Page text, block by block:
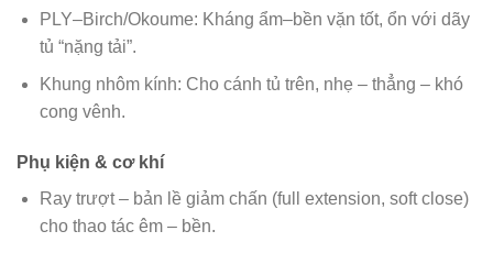
PLY–Birch/Okoume: Kháng ẩm–bền vặn tốt, ổn với dãy
tủ “nặng tải”.
Khung nhôm kính: Cho cánh tủ trên, nhẹ – thẳng – khó
cong vênh.
Phụ kiện & cơ khí
Ray trượt – bản lề giảm chấn (full extension, soft close)
cho thao tác êm – bền.